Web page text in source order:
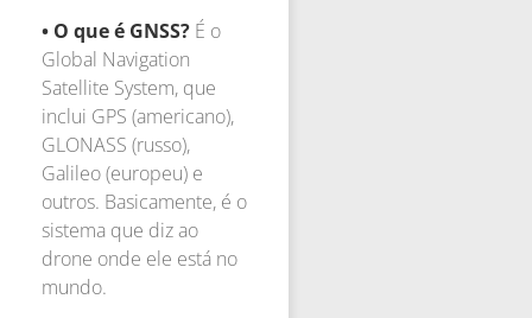
• O que é GNSS? É o
Global Navigation
Satellite System, que
inclui GPS (americano),
GLONASS (russo),
Galileo (europeu) e
outros. Basicamente, é o
sistema que diz ao
drone onde ele está no
mundo.